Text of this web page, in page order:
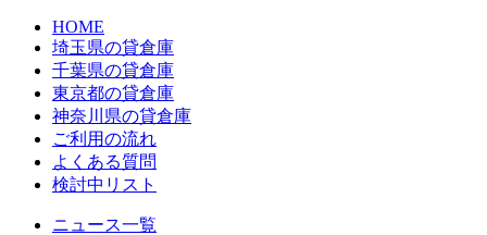
HOME
埼玉県の貸倉庫
千葉県の貸倉庫
東京都の貸倉庫
神奈川県の貸倉庫
ご利用の流れ
よくある質問
検討中リスト
ニュース一覧